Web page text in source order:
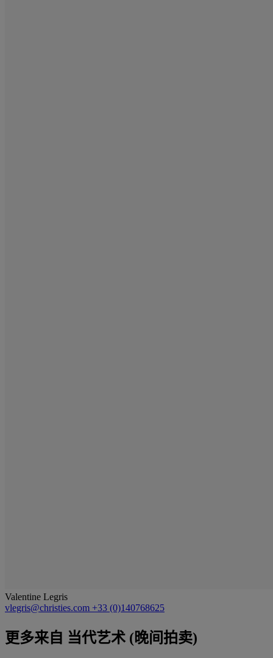
Valentine Legris
vlegris@christies.com +33 (0)140768625
更多来自 当代艺术 (晚间拍卖)